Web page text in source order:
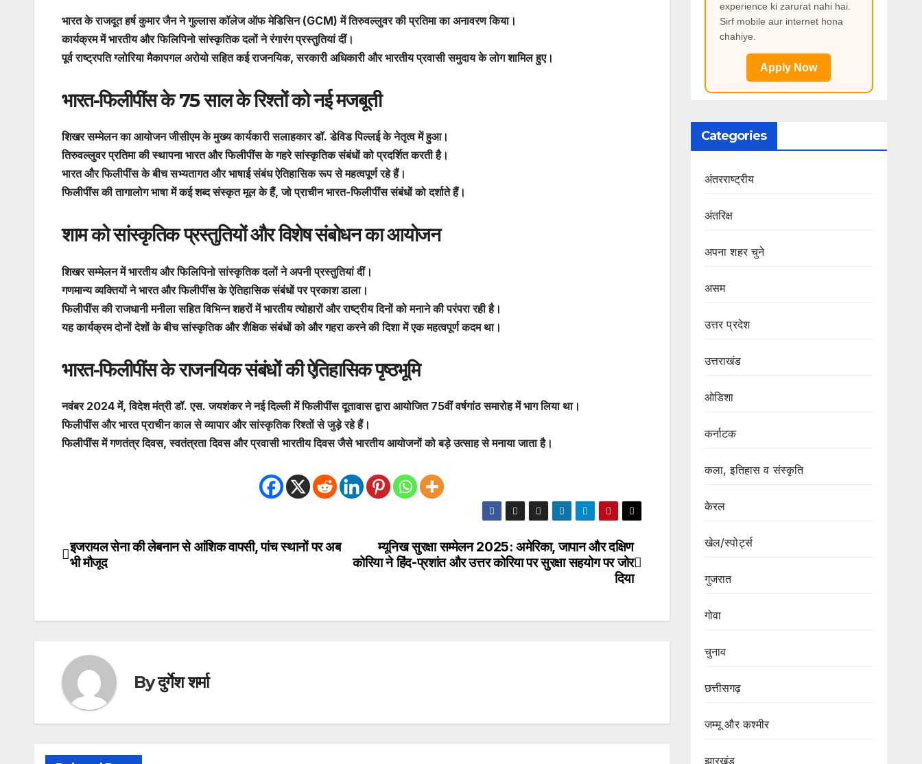
भारत के राजदूत हर्ष कुमार जैन ने गुल्लास कॉलेज ऑफ मेडिसिन (GCM) में तिरुवल्लुवर की प्रतिमा का अनावरण किया।
कार्यक्रम में भारतीय और फिलिपिनो सांस्कृतिक दलों ने रंगारंग प्रस्तुतियां दीं।
पूर्व राष्ट्रपति ग्लोरिया मैकापगल अरोयो सहित कई राजनयिक, सरकारी अधिकारी और भारतीय प्रवासी समुदाय के लोग शामिल हुए।
भारत-फिलीपींस के 75 साल के रिश्तों को नई मजबूती
शिखर सम्मेलन का आयोजन जीसीएम के मुख्य कार्यकारी सलाहकार डॉ. डेविड पिल्लई के नेतृत्व में हुआ।
तिरुवल्लुवर प्रतिमा की स्थापना भारत और फिलीपींस के गहरे सांस्कृतिक संबंधों को प्रदर्शित करती है।
भारत और फिलीपींस के बीच सभ्यतागत और भाषाई संबंध ऐतिहासिक रूप से महत्वपूर्ण रहे हैं।
फिलीपींस की तागालोग भाषा में कई शब्द संस्कृत मूल के हैं, जो प्राचीन भारत-फिलीपींस संबंधों को दर्शाते हैं।
शाम को सांस्कृतिक प्रस्तुतियों और विशेष संबोधन का आयोजन
शिखर सम्मेलन में भारतीय और फिलिपिनो सांस्कृतिक दलों ने अपनी प्रस्तुतियां दीं।
गणमान्य व्यक्तियों ने भारत और फिलीपींस के ऐतिहासिक संबंधों पर प्रकाश डाला।
फिलीपींस की राजधानी मनीला सहित विभिन्न शहरों में भारतीय त्योहारों और राष्ट्रीय दिनों को मनाने की परंपरा रही है।
यह कार्यक्रम दोनों देशों के बीच सांस्कृतिक और शैक्षिक संबंधों को और गहरा करने की दिशा में एक महत्वपूर्ण कदम था।
भारत-फिलीपींस के राजनयिक संबंधों की ऐतिहासिक पृष्ठभूमि
नवंबर 2024 में, विदेश मंत्री डॉ. एस. जयशंकर ने नई दिल्ली में फिलीपींस दूतावास द्वारा आयोजित 75वीं वर्षगांठ समारोह में भाग लिया था।
फिलीपींस और भारत प्राचीन काल से व्यापार और सांस्कृतिक रिश्तों से जुड़े रहे हैं।
फिलीपींस में गणतंत्र दिवस, स्वतंत्रता दिवस और प्रवासी भारतीय दिवस जैसे भारतीय आयोजनों को बड़े उत्साह से मनाया जाता है।
Post
म्यूनिख सुरक्षा सम्मेलन 2025: अमेरिका, जापान और दक्षिण
कोरिया ने हिंद-प्रशांत और उत्तर कोरिया पर सुरक्षा सहयोग पर जोर
दिया
इजरायल सेना की लेबनान से आंशिक वापसी, पांच स्थानों पर अब
भी मौजूद
Byदुर्गेश शर्मा
experience ki zarurat nahi hai.
Sirf mobile aur internet hona
chahiye.
Apply Now
Categories
अंतरराष्ट्रीय
अंतरिक्ष
अपना शहर चुने
असम
उत्तर प्रदेश
उत्तराखंड
ओडिशा
कर्नाटक
कला, इतिहास व संस्कृति
केरल
खेल/स्पोर्ट्स
गुजरात
गोवा
चुनाव
छत्तीसगढ़
जम्मू और कश्मीर
झारखंड